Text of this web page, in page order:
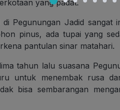
yang padat.
di Pegunungan Jadid
pinus, ada tupai yang
pantulan sinar matahari.
tahun lalu suasana
untuk menembak rusa
bisa sembarangan